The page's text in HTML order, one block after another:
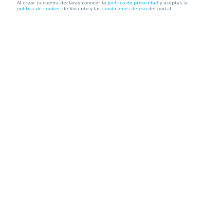
Entrada para AMA BREAKBEAT FEST en Alameda
Al crear tu cuenta declaras conocer la política de privacidad y aceptas la
política de cookies de Vocento y las condiciones de uso del portal